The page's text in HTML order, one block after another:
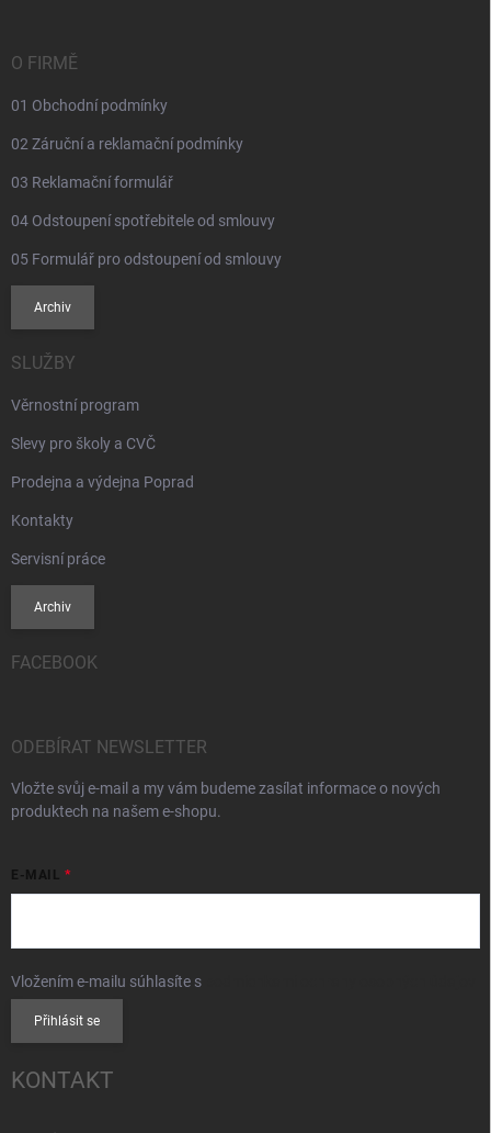
O FIRMĚ
01 Obchodní podmínky
02 Záruční a reklamační podmínky
03 Reklamační formulář
04 Odstoupení spotřebitele od smlouvy
05 Formulář pro odstoupení od smlouvy
Archiv
SLUŽBY
Věrnostní program
Slevy pro školy a CVČ
Prodejna a výdejna Poprad
Kontakty
Servisní práce
Archiv
FACEBOOK
ODEBÍRAT NEWSLETTER
Vložte svůj e-mail a my vám budeme zasílat informace o nových
produktech na našem e-shopu.
E-MAIL
Vložením e-mailu súhlasíte s
Přihlásit se
KONTAKT